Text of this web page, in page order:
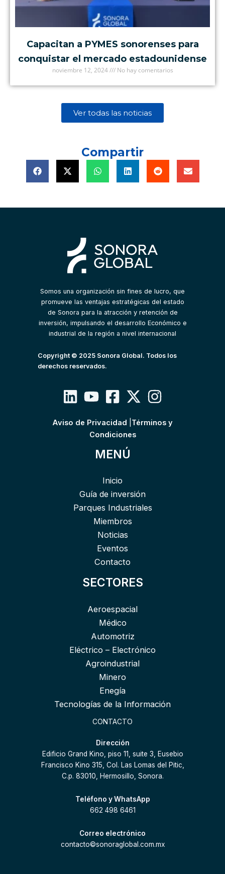
Capacitan a PYMES sonorenses para
conquistar el mercado estadounidense
noviembre 12, 2024 No hay comentarios
Ver todas las noticias
Compartir
Somos una organización sin fines de lucro, que
promueve las ventajas estratégicas del estado
de Sonora para la atracción y retención de
inversión, impulsando el desarrollo Económico e
industrial de la región a nivel internacional
Copyright © 2025 Sonora Global. Todos los
derechos reservados.
Aviso de Privacidad
Términos y
Condiciones
MENÚ
Inicio
Guía de inversión
Parques Industriales
Miembros
Noticias
Eventos
Contacto
SECTORES
Aeroespacial
Médico
Automotriz
Eléctrico – Electrónico
Agroindustrial
Minero
Enegía
Tecnologías de la Información
CONTACTO
Dirección
Edificio Grand Kino, piso 11, suite 3, Eusebio
Francisco Kino 315, Col. Las Lomas del Pitic,
C.p. 83010, Hermosillo, Sonora.
Teléfono y WhatsApp
662 498 6461
Correo electrónico
contacto©sonoraglobal.com.mx